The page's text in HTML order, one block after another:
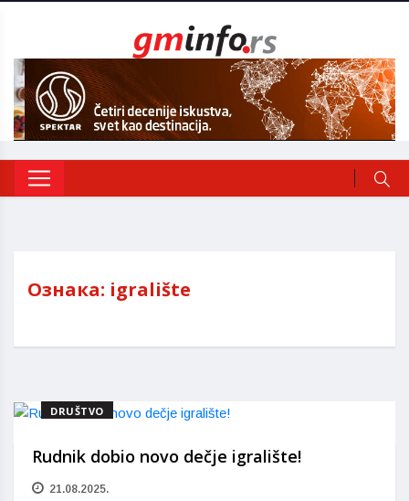
Ознака: igralište
DRUŠTVO
Rudnik dobio novo dečje igralište!
21.08.2025.